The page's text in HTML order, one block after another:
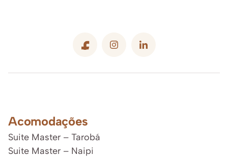
Acomodações
Suite Master – Tarobá
Suite Master – Naipi